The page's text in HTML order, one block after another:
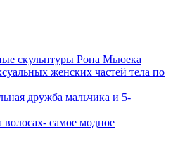
скульптуры Рона Мьюека
женских частей тела по
дружба мальчика и 5-
самое модное